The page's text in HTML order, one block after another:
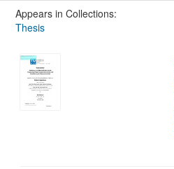
Appears in Collections:
Thesis